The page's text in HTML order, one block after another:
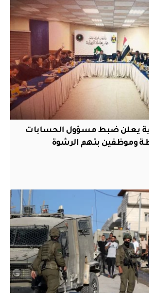
يعلن ضبط مسؤول الحسابات
وموظفين بتهم الرشوة